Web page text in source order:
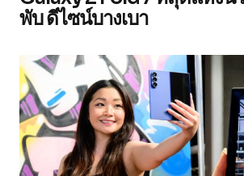
พับ ดีไซน์บางเบา